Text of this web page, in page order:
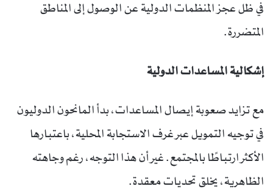
في ظل عجز المنظمات الدولية عن الوصول إلى المناطق
المتضررة.
إشكالية المساعدات الدولية
مع تزايد صعوبة إيصال المساعدات، بدأ المانحون الدوليون
في توجيه التمويل عبر غرف الاستجابة المحلية، باعتبارها
الأكثر ارتباطًا بالمجتمع. غير أن هذا التوجه، رغم وجاهته
الظاهرية، يخلق تحديات معقدة.